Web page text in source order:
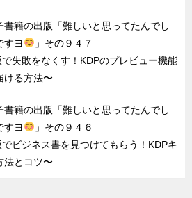
籍の出版「難しいと思ってたんでし
すヨ
」その９４７
失敗をなくす！KDPのプレビュー機能
ける方法〜
籍の出版「難しいと思ってたんでし
すヨ
」その９４６
ビジネス書を見つけてもらう！KDPキ
法とコツ〜